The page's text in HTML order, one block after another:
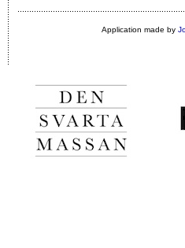
Application made by